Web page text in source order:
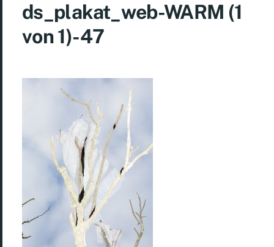
ds_plakat_web-WARM (1
von 1)-47